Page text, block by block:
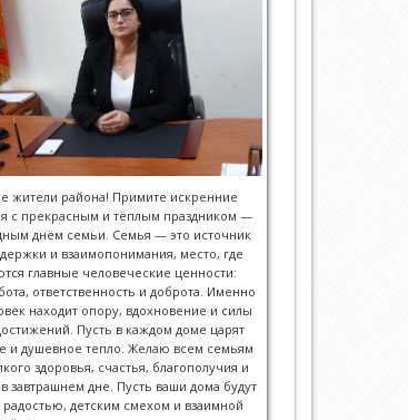
жители района! Примите искренние
с прекрасным и тёплым праздником —
днём семьи. Семья — это источник
и взаимопонимания, место, где
главные человеческие ценности:
ответственность и доброта. Именно
находит опору, вдохновение и силы
Пусть в каждом доме царят
и душевное тепло. Желаю всем семьям
здоровья, счастья, благополучия и
завтрашнем дне. Пусть ваши дома будут
детским смехом и взаимной